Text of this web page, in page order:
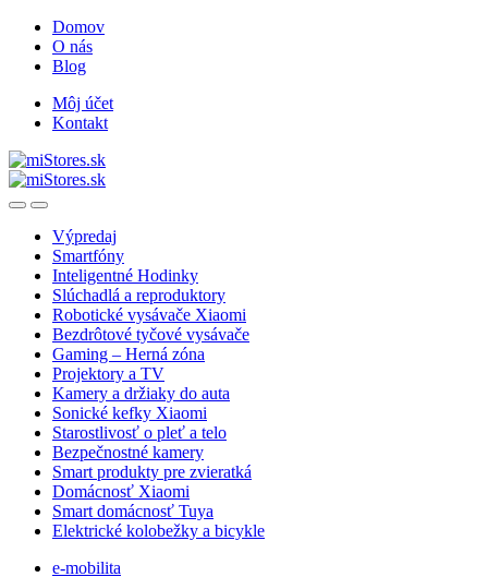
Skip
navigation
Skip
content
Domov
O nás
Blog
Môj účet
Kontakt
OpenClose
Výpredaj
Smartfóny
Inteligentné Hodinky
Slúchadlá a reproduktory
Robotické vysávače Xiaomi
Bezdrôtové tyčové vysávače
Gaming – Herná zóna
Projektory a TV
Kamery a držiaky do auta
Sonické kefky Xiaomi
Starostlivosť o pleť a telo
Bezpečnostné kamery
Smart produkty pre zvieratká
Domácnosť Xiaomi
Smart domácnosť Tuya
Elektrické kolobežky a bicykle
e-mobilita